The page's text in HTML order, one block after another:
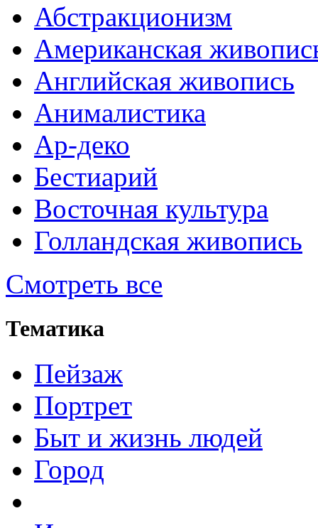
Абстракционизм
Американская
Английская живопись
Анималистика
Ар-деко
Бестиарий
Восточная культура
Голландская живопись
Смотреть все
Тематика
Пейзаж
Портрет
Быт и жизнь людей
Город